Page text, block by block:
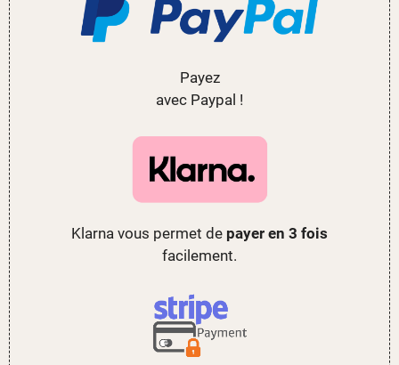
Payez
avec Paypal !
Klarna vous permet de payer en 3 fois
facilement.